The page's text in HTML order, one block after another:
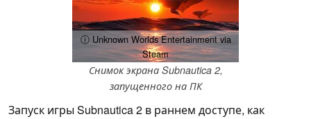
ⓘ Unknown Worlds Entertainment via
Steam
Снимок экрана Subnautica 2,
запущенного на ПК
Запуск игры Subnautica 2 в раннем доступе, как